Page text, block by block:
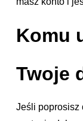
Komu
Twoje
Jeśli poprosisz